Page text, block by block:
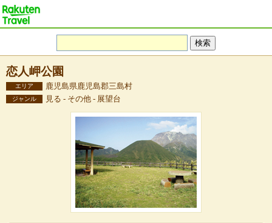
恋人岬公園
エリア 鹿児島県鹿児島郡三島村
ジャンル 見る - その他 - 展望台